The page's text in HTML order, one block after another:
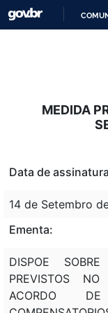
MEDIDA
Data de
14 de Setembro
Ementa:
DISPOE
PREVISTOS
ACORDO